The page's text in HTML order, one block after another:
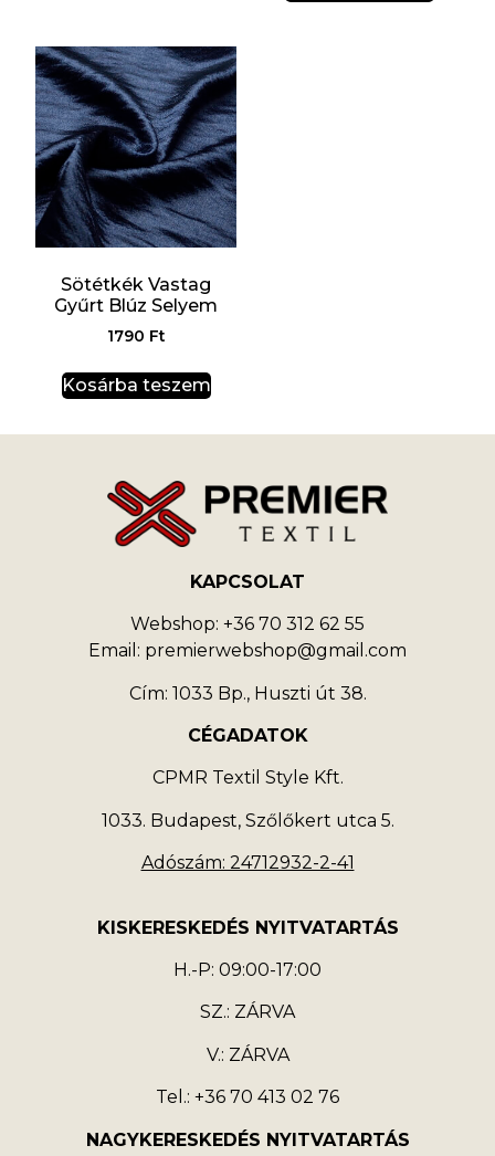
Sötétkék Vastag
Gyűrt Blúz Selyem
1790 Ft
Kosárba teszem
KAPCSOLAT
Webshop: +36 70 312 62 55
Email: premierwebshop@gmail.com
Cím: 1033 Bp., Huszti út 38.
CÉGADATOK
CPMR Textil Style Kft.
1033. Budapest, Szőlőkert utca 5.
Adószám: 24712932-2-41
KISKERESKEDÉS NYITVATARTÁS
H.-P: 09:00-17:00
SZ.: ZÁRVA
V.: ZÁRVA
Tel.: +36 70 413 02 76
NAGYKERESKEDÉS NYITVATARTÁS